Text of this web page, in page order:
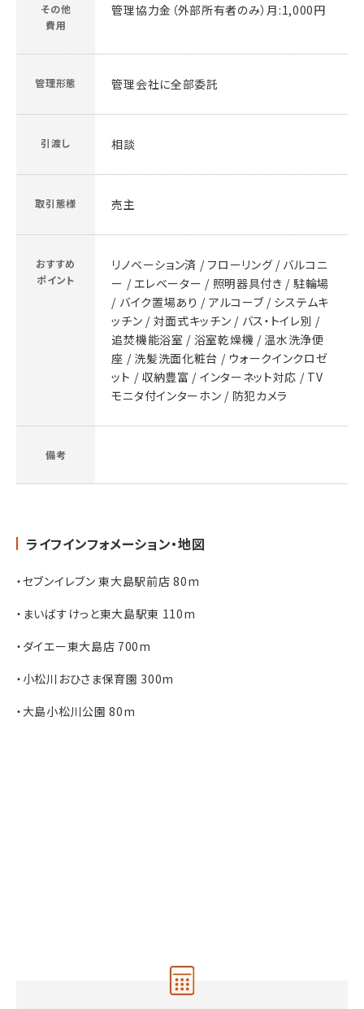
その他
費用
管理協力金（外部所有者のみ）月:1,000円
管理形態 管理会社に全部委託
引渡し 相談
取引態様 売主
おすすめ
ポイント
リノベーション済 / フローリング / バルコニ
ー / エレベーター / 照明器具付き / 駐輪場
/ バイク置場あり / アルコーブ / システムキ
ッチン / 対面式キッチン / バス・トイレ別 /
追焚機能浴室 / 浴室乾燥機 / 温水洗浄便
座 / 洗髪洗面化粧台 / ウォークインクロゼ
ット / 収納豊富 / インターネット対応 / TV
モニタ付インターホン / 防犯カメラ
備考
ライフインフォメーション・地図
・セブンイレブン 東大島駅前店 80m
・まいばすけっと東大島駅東 110m
・ダイエー東大島店 700m
・小松川おひさま保育園 300m
・大島小松川公園 80m